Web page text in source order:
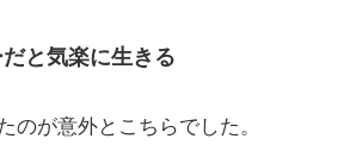
と気楽に生きる
のが意外とこちらでした。